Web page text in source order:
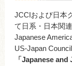
JCCIおよび日本
て日系・日本関
Japanese
US-Japan
「Japanese